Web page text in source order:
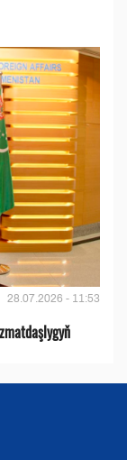
28.07.2026 - 11:53